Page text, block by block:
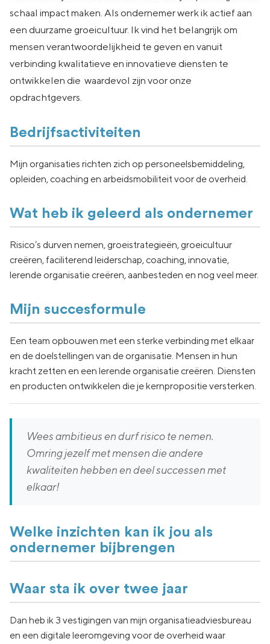
schaal impact maken. Als ondernemer werk ik actief aan
een duurzame groeicultuur. Ik vind het belangrijk om
mensen verantwoordelijkheid te geven en vanuit
verbinding kwalitatieve en innovatieve diensten te
ontwikkelen die waardevol zijn voor onze
opdrachtgevers.
Bedrijfsactiviteiten
Mijn organisaties richten zich op personeelsbemiddeling,
opleiden, coaching en arbeidsmobiliteit voor de overheid.
Wat heb ik geleerd als ondernemer
Risico’s durven nemen, groeistrategieën, groeicultuur
creëren, faciliterend leiderschap, coaching, innovatie,
lerende organisatie creëren, aanbesteden en nog veel meer.
Mijn succesformule
Een team opbouwen met een sterke verbinding met elkaar
en de doelstellingen van de organisatie. Mensen in hun
kracht zetten en een lerende organisatie creëren. Diensten
en producten ontwikkelen die je kernpropositie versterken.
Wees ambitieus en durf risico te nemen.
Omring jezelf met mensen die andere
kwaliteiten hebben en deel successen met
elkaar!
Welke inzichten kan ik jou als
ondernemer bijbrengen
Waar sta ik over twee jaar
Dan heb ik 3 vestigingen van mijn organisatieadviesbureau
en een digitale leeromgeving voor de overheid waar